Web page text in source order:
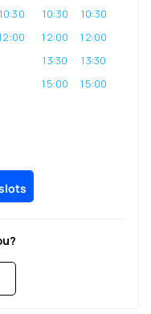
10:30
10:30
12:00
13:30
15:00
10:30
12:00
13:30
15:00